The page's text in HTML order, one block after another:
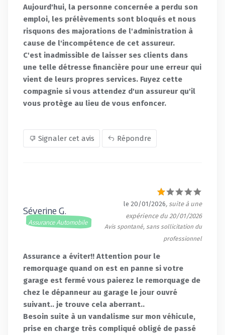
Aujourd'hui, la personne concernée a perdu son
emploi, les prélèvements sont bloqués et nous
risquons des majorations de l'administration à
cause de l'incompétence de cet assureur.
C'est inadmissible de laisser ses clients dans
une telle détresse financière pour une erreur qui
vient de leurs propres services. Fuyez cette
compagnie si vous attendez d'un assureur qu'il
vous protège au lieu de vous enfoncer.
Signaler cet avis Répondre
Séverine G.
Assurance Automobile
le 20/01/2026, suite à une
expérience du 20/01/2026
Avis spontané, sans sollicitation du
professionnel
Assurance a éviter!! Attention pour le
remorquage quand on est en panne si votre
garage est fermé vous paierez le remorquage de
chez le dépanneur au garage le jour ouvré
suivant.. je trouve cela aberrant..
Besoin suite à un vandalisme sur mon véhicule,
prise en charge très compliqué obligé de passé